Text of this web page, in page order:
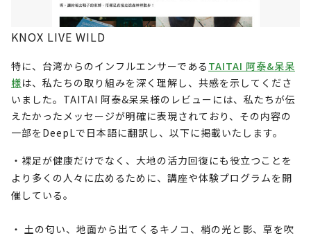
KNOX LIVE WILD
特に、台湾からのインフルエンサーである TAITAI 阿泰&呆呆
様は、私たちの取り組みを深く理解し、共感を示してくださ
いました。TAITAI 阿泰&呆呆様のレビューには、私たちが伝
えたかったメッセージが明確に表現されており、その内容の
一部をDeepLで日本語に翻訳し、以下に掲載いたします。
・裸足が健康だけでなく、大地の活力回復にも役立つことを
より多くの人々に広めるために、講座や体験プログラムを開
催している。
・ 土の匂い、地面から出てくるキノコ、梢の光と影、草を吹